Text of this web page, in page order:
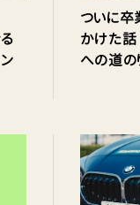
ついに
かけた
への道